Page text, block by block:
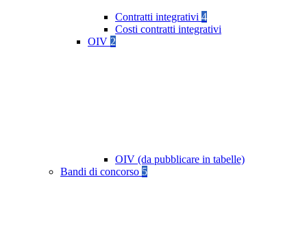
Contratti integrativi 4
Costi contratti integrativi
OIV 2
OIV (da pubblicare in tabelle)
Bandi di concorso 5